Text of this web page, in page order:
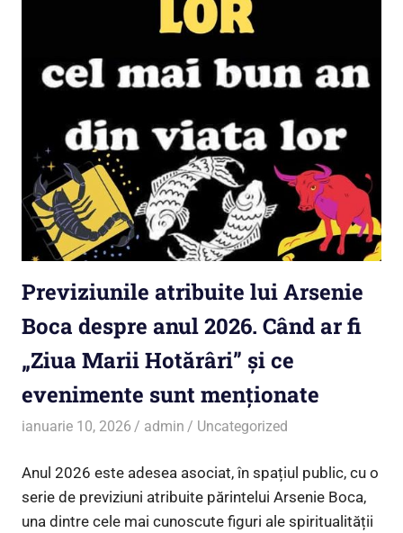
Previziunile atribuite lui Arsenie
Boca despre anul 2026. Când ar fi
„Ziua Marii Hotărâri” și ce
evenimente sunt menționate
ianuarie 10, 2026 admin Uncategorized
Anul 2026 este adesea asociat, în spațiul public, cu o
serie de previziuni atribuite părintelui Arsenie Boca,
una dintre cele mai cunoscute figuri ale spiritualității